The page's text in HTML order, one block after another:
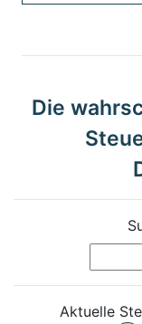
Die
Aktuelle